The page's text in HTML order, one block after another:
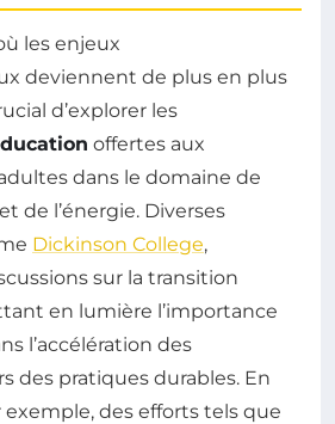
les enjeux
deviennent de plus en plus
d’explorer les
offertes aux
dans le domaine de
de l’énergie. Diverses
Dickinson College,
sur la transition
en lumière l’importance
l’accélération des
des pratiques durables. En
exemple, des efforts tels que